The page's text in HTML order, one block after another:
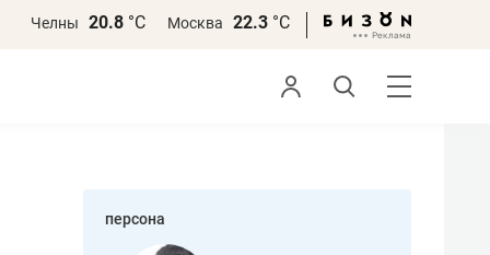
Челны 20.8 °С Москва 22.3 °С
персона